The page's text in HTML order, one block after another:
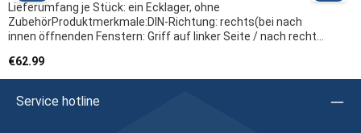
Lieferumfang je Stück: ein Ecklager, ohne
ZubehörProduktmerkmale:DIN-Richtung: rechts(bei nach
innen öffnenden Fenstern: Griff auf linker Seite / nach rechts
Fenster Herstellerangaben:Firma: Schüco Herstellerartikel:
275240 / 275242 (VE = 25) Vorgängerartikel 243240 /
243242Hinweis: Wir empfehlen, das Austauschen von
Beschlagteilen sowie das Justieren des Fensters/der Tür
Regular price:
€62.99
Service hotline